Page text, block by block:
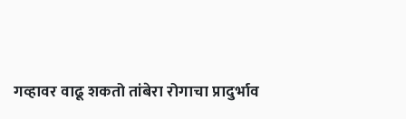
गव्हावर वाढू शकतो तांबेरा रोगाचा प्रादुर्भाव